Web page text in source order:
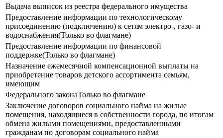
Выдача выписок из реестра федерального имущества
Предоставление информации по технологическому
присоединению (подключению) к сетям электро-, газо- и
водоснабжения(Только во флагмане)
Предоставление информации по финансовой
поддержке(Только во флагмане)
Назначение ежемесячной компенсационной выплаты на
приобретение товаров детского ассортимента семьям,
имеющим
Федерального законаТолько во флагмане
Заключение договоров социального найма на жилые
помещения, находящиеся в собственности города, по итогам
обмена жилыми помещениями, предоставленными
гражданам по договорам социального найма